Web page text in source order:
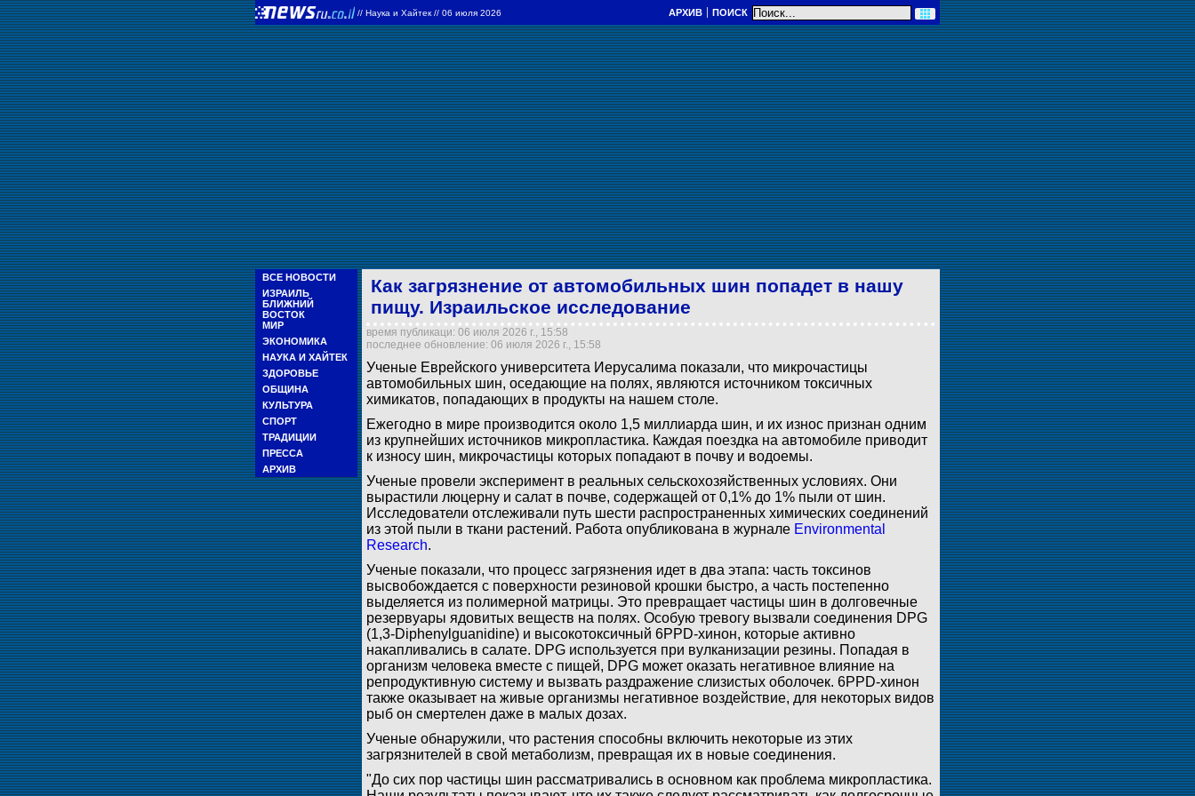
// Наука и Хайтек // 06 июля 2026 АРХИВ ПОИСК
ВСЕ НОВОСТИ
ИЗРАИЛЬ
БЛИЖНИЙ
ВОСТОК
МИР
ЭКОНОМИКА
НАУКА И ХАЙТЕК
ЗДОРОВЬЕ
ОБЩИНА
КУЛЬТУРА
СПОРТ
ТРАДИЦИИ
ПРЕССА
АРХИВ
Как загрязнение от автомобильных шин попадет в нашу
пищу. Израильское исследование
время публикаци: 06 июля 2026 г., 15:58
последнее обновление: 06 июля 2026 г., 15:58
Ученые Еврейского университета Иерусалима показали, что микрочастицы
автомобильных шин, оседающие на полях, являются источником токсичных
химикатов, попадающих в продукты на нашем столе.
Ежегодно в мире производится около 1,5 миллиарда шин, и их износ признан одним
из крупнейших источников микропластика. Каждая поездка на автомобиле приводит
к износу шин, микрочастицы которых попадают в почву и водоемы.
Ученые провели эксперимент в реальных сельскохозяйственных условиях. Они
вырастили люцерну и салат в почве, содержащей от 0,1% до 1% пыли от шин.
Исследователи отслеживали путь шести распространенных химических соединений
из этой пыли в ткани растений. Работа опубликована в журнале Environmental
Research.
Ученые показали, что процесс загрязнения идет в два этапа: часть токсинов
высвобождается с поверхности резиновой крошки быстро, а часть постепенно
выделяется из полимерной матрицы. Это превращает частицы шин в долговечные
резервуары ядовитых веществ на полях. Особую тревогу вызвали соединения DPG
(1,3-Diphenylguanidine) и высокотоксичный 6PPD-хинон, которые активно
накапливались в салате. DPG используется при вулканизации резины. Попадая в
организм человека вместе с пищей, DPG может оказать негативное влияние на
репродуктивную систему и вызвать раздражение слизистых оболочек. 6PPD-хинон
также оказывает на живые организмы негативное воздействие, для некоторых видов
рыб он смертелен даже в малых дозах.
Ученые обнаружили, что растения способны включить некоторые из этих
загрязнителей в свой метаболизм, превращая их в новые соединения.
"До сих пор частицы шин рассматривались в основном как проблема микропластика.